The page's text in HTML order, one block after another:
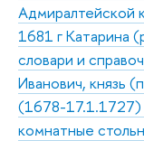
Адмиралтейской
1681 г Катарина
словари и
Иванович, князь
(1678-17.1.1727)
комнатные